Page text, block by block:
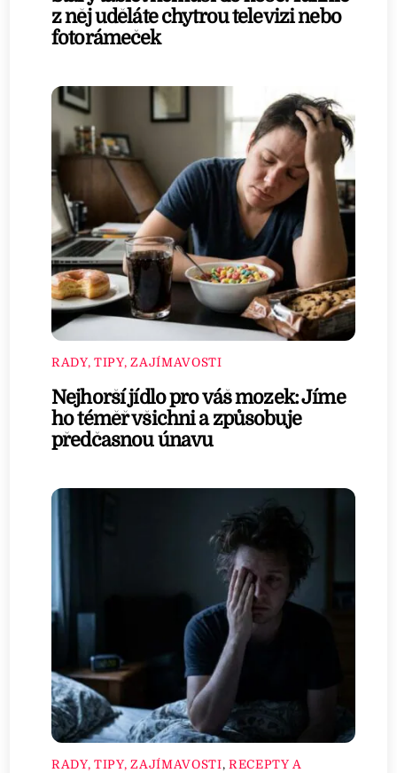
z něj uděláte chytrou televizi nebo
fotorámeček
RADY, TIPY, ZAJÍMAVOSTI
Nejhorší jídlo pro váš mozek: Jíme
ho téměř všichni a způsobuje
předčasnou únavu
RADY, TIPY, ZAJÍMAVOSTI, RECEPTY A